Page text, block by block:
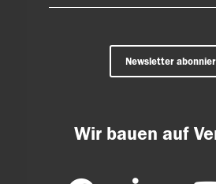
Newsletter
Wir bauen auf